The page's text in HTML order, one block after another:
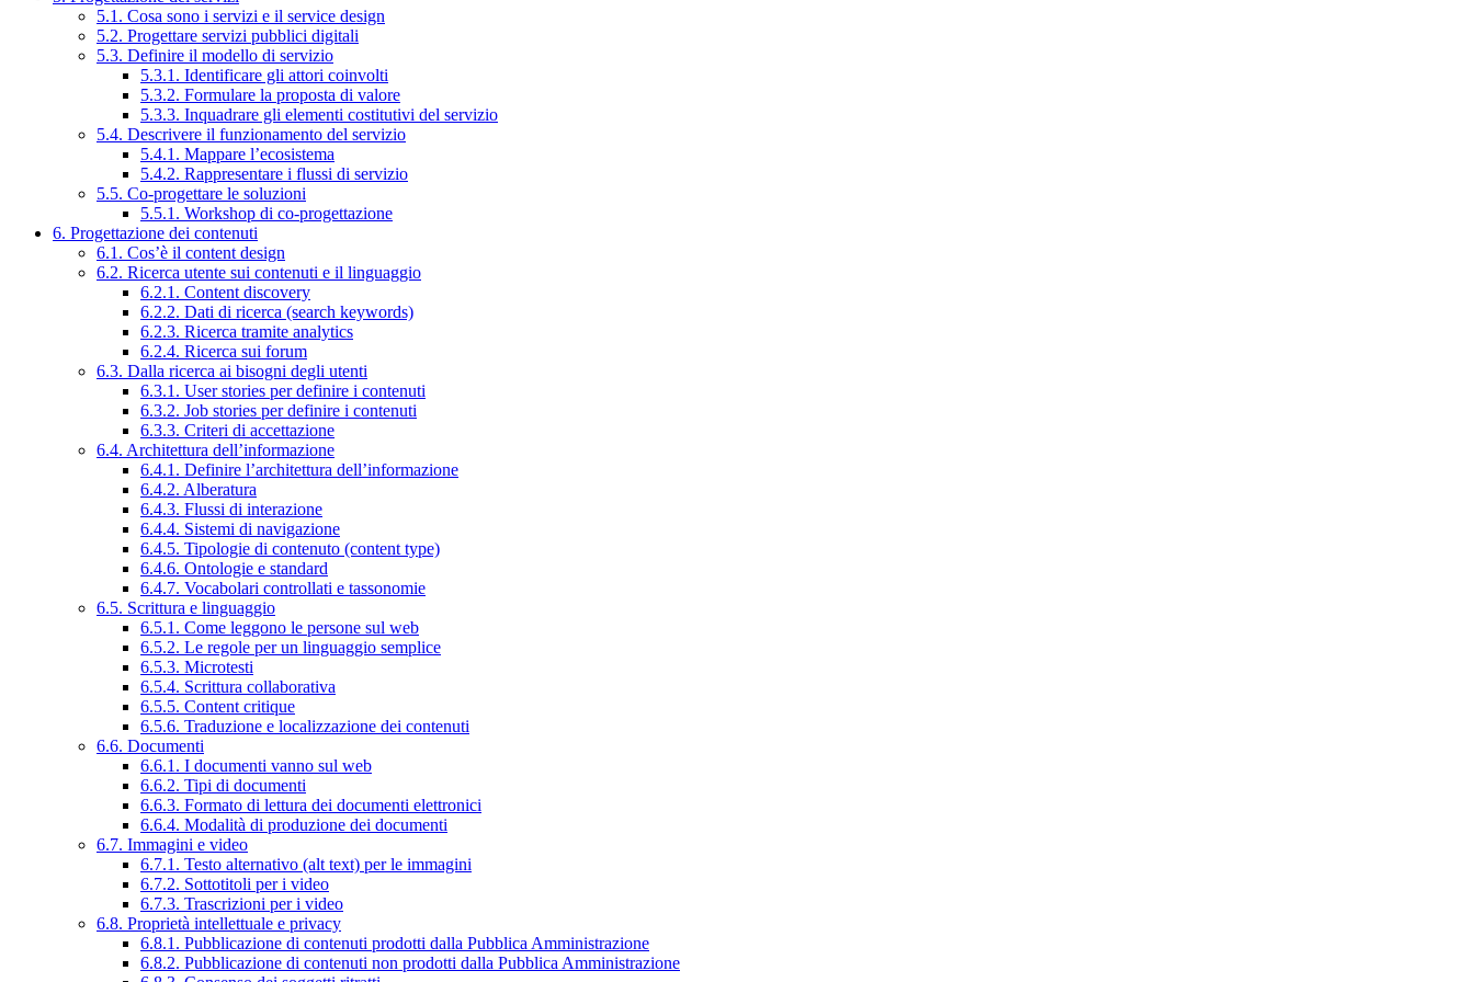
5.1. Cosa sono i servizi e il service design
5.2. Progettare servizi pubblici digitali
5.3. Definire il modello di servizio
5.3.1. Identificare gli attori coinvolti
5.3.2. Formulare la proposta di valore
5.3.3. Inquadrare gli elementi costitutivi del servizio
5.4. Descrivere il funzionamento del servizio
5.4.1. Mappare l’ecosistema
5.4.2. Rappresentare i flussi di servizio
5.5. Co-progettare le soluzioni
5.5.1. Workshop di co-progettazione
6. Progettazione dei contenuti
6.1. Cos’è il content design
6.2. Ricerca utente sui contenuti e il linguaggio
6.2.1. Content discovery
6.2.2. Dati di ricerca (search keywords)
6.2.3. Ricerca tramite analytics
6.2.4. Ricerca sui forum
6.3. Dalla ricerca ai bisogni degli utenti
6.3.1. User stories per definire i contenuti
6.3.2. Job stories per definire i contenuti
6.3.3. Criteri di accettazione
6.4. Architettura dell’informazione
6.4.1. Definire l’architettura dell’informazione
6.4.2. Alberatura
6.4.3. Flussi di interazione
6.4.4. Sistemi di navigazione
6.4.5. Tipologie di contenuto (content type)
6.4.6. Ontologie e standard
6.4.7. Vocabolari controllati e tassonomie
6.5. Scrittura e linguaggio
6.5.1. Come leggono le persone sul web
6.5.2. Le regole per un linguaggio semplice
6.5.3. Microtesti
6.5.4. Scrittura collaborativa
6.5.5. Content critique
6.5.6. Traduzione e localizzazione dei contenuti
6.6. Documenti
6.6.1. I documenti vanno sul web
6.6.2. Tipi di documenti
6.6.3. Formato di lettura dei documenti elettronici
6.6.4. Modalità di produzione dei documenti
6.7. Immagini e video
6.7.1. Testo alternativo (alt text) per le immagini
6.7.2. Sottotitoli per i video
6.7.3. Trascrizioni per i video
6.8. Proprietà intellettuale e privacy
6.8.1. Pubblicazione di contenuti prodotti dalla Pubblica Amministrazione
6.8.2. Pubblicazione di contenuti non prodotti dalla Pubblica Amministrazione